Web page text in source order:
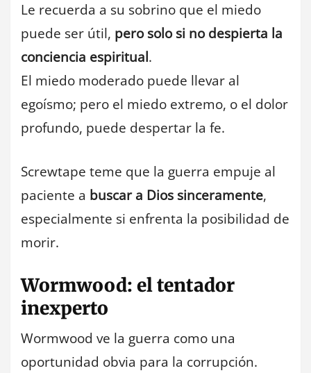
Le recuerda a su sobrino que el miedo
puede ser útil, pero solo si no despierta la
conciencia espiritual.
El miedo moderado puede llevar al
egoísmo; pero el miedo extremo, o el dolor
profundo, puede despertar la fe.
Screwtape teme que la guerra empuje al
paciente a buscar a Dios sinceramente,
especialmente si enfrenta la posibilidad de
morir.
Wormwood: el tentador
inexperto
Wormwood ve la guerra como una
oportunidad obvia para la corrupción.